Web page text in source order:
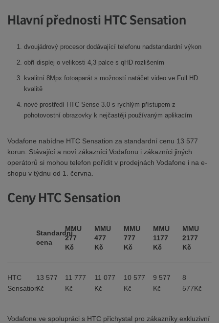
Hlavní přednosti HTC Sensation
dvoujádrový procesor dodávající telefonu nadstandardní výkon
obří displej o velikosti 4,3 palce s qHD rozlišením
kvalitní 8Mpx fotoaparát s možností natáčet video ve Full HD
kvalitě
nové prostředí HTC Sense 3.0 s rychlým přístupem z
pohotovostní obrazovky k nejčastěji používaným aplikacím
Vodafone nabídne HTC Sensation za standardní cenu 13 577
korun. Stávající a noví zákazníci Vodafonu i zákazníci jiných
operátorů si mohou telefon pořídit v prodejnách Vodafone i na e-
shopu v týdnu od 1. června.
Ceny HTC Sensation
Standardní
cena
MMU
277
Kč
MMU
477
Kč
MMU
777
Kč
MMU
1177
Kč
MMU
2177
Kč
HTC
Sensation
13 577
Kč
11 777
Kč
11 077
Kč
10 577
Kč
9 577
Kč
8
577Kč
Vodafone ve spolupráci s HTC přichystal pro zákazníky exkluzivní